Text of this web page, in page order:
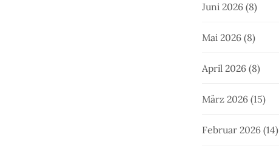
Juni 2026 (8)
Mai 2026 (8)
April 2026 (8)
März 2026 (15)
Februar 2026 (14)